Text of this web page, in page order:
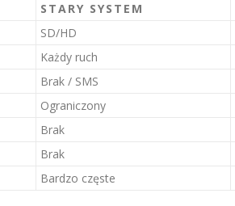
STARY SYSTEM
SD/HD
Każdy ruch
Brak / SMS
Ograniczony
Brak
Brak
Bardzo częste